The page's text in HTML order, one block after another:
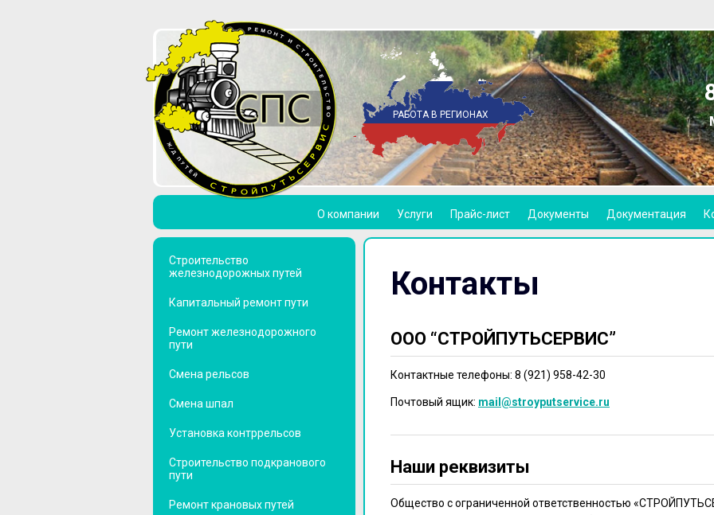
РАБОТА В РЕГИОНАХ
О компании Услуги Прайс-лист Документы Документация
Строительство
железнодорожных путей
Капитальный ремонт пути
Ремонт железнодорожного
пути
Смена рельсов
Смена шпал
Установка контррельсов
Строительство подкранового
пути
Ремонт крановых путей
Контакты
ООО “СТРОЙПУТЬСЕРВИС”
Контактные телефоны: 8 (921) 958-42-30
Почтовый ящик: mail@stroyputservice.ru
Наши реквизиты
Общество с ограниченной ответственностью